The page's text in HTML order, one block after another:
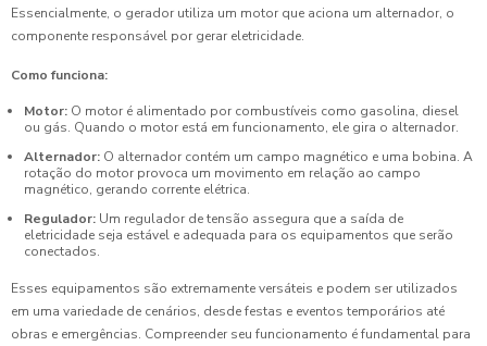
Essencialmente, o gerador utiliza um motor que aciona um alternador, o
componente responsável por gerar eletricidade.
Como funciona:
Motor: O motor é alimentado por combustíveis como gasolina, diesel
ou gás. Quando o motor está em funcionamento, ele gira o alternador.
Alternador: O alternador contém um campo magnético e uma bobina. A
rotação do motor provoca um movimento em relação ao campo
magnético, gerando corrente elétrica.
Regulador: Um regulador de tensão assegura que a saída de
eletricidade seja estável e adequada para os equipamentos que serão
conectados.
Esses equipamentos são extremamente versáteis e podem ser utilizados
em uma variedade de cenários, desde festas e eventos temporários até
obras e emergências. Compreender seu funcionamento é fundamental para